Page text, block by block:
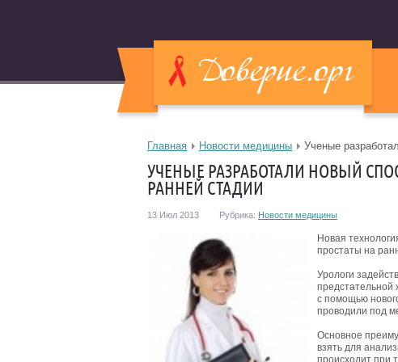
Главная Новости медицины Ученые
УЧЕНЫЕ РАЗРАБОТАЛИ НОВЫЙ
РАННЕЙ СТАДИИ
13 Июл 2013 Рубрика: Новости медицины
Новая
простаты на
Урологи
предстательной
с помощью
проводили под
Основное
взять для
происходит при